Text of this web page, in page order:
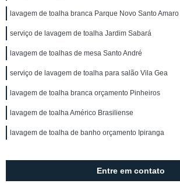
lavagem de toalha branca Parque Novo Santo Amaro
serviço de lavagem de toalha Jardim Sabará
lavagem de toalhas de mesa Santo André
serviço de lavagem de toalha para salão Vila Gea
lavagem de toalha branca orçamento Pinheiros
lavagem de toalha Américo Brasiliense
lavagem de toalha de banho orçamento Ipiranga
Entre em contato